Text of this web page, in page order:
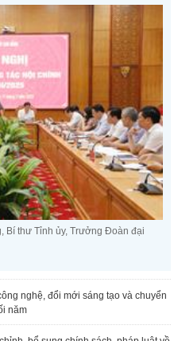
Bí thư Tỉnh ủy, Trưởng Đoàn đại
nghệ, đổi mới sáng tạo và chuyển
năm